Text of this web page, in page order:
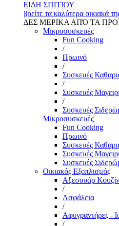
ΕΙΔΗ ΣΠΙΤΙΟΥ
βρείτε τα καλύτερα οικιακά
ΔΕΣ ΜΕΡΙΚΑ ΑΠΌ ΤΑ
Μικροσυσκευές
Fun Cooking
/
Πρωινό
/
Συσκευές
/
Συσκευές
/
Συσκευές
Μικροσυσκευές
Fun Cooking
Πρωινό
Συσκευές
Συσκευές
Συσκευές
Οικιακός Εξοπλισμός
Αξεσουάρ
/
Ασφάλεια
/
Αφυγραντήρες -
/